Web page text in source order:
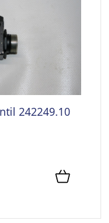
242249.10